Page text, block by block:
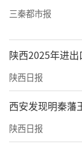
三秦都市报
陕西2025年进
陕西日报
西安发现明秦藩
陕西日报